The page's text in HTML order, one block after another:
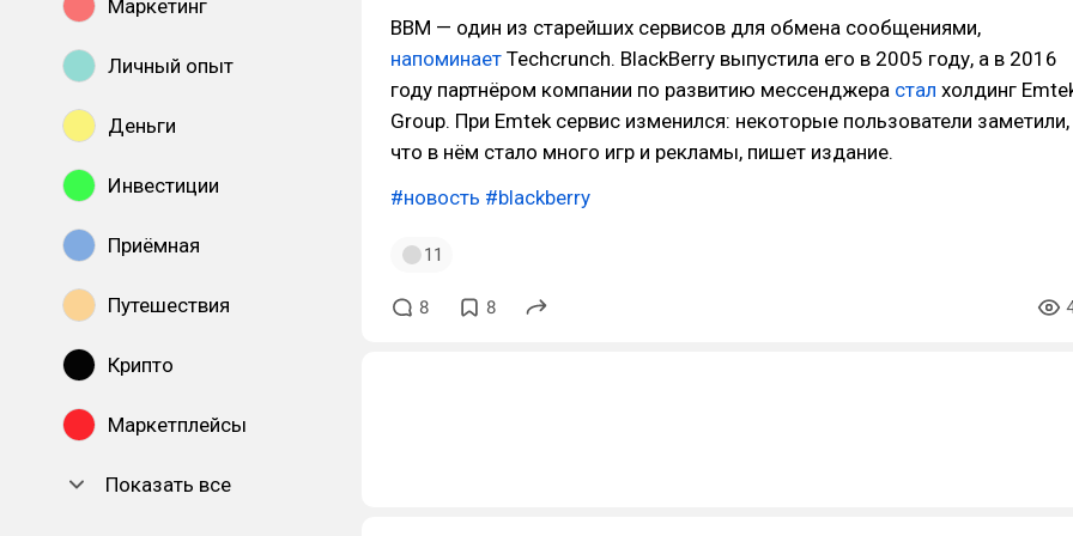
Маркетинг
Личный опыт
Деньги
Инвестиции
Приёмная
Путешествия
Крипто
Маркетплейсы
Показать все
BBM — один из старейших сервисов для обмена сообщениями,
напоминает Techcrunch. BlackBerry выпустила его в 2005 году, а в 2016
году партнёром компании по развитию мессенджера стал холдинг
Group. При Emtek сервис изменился: некоторые пользователи заметили,
что в нём стало много игр и рекламы, пишет издание.
#новость #blackberry
11
8 8